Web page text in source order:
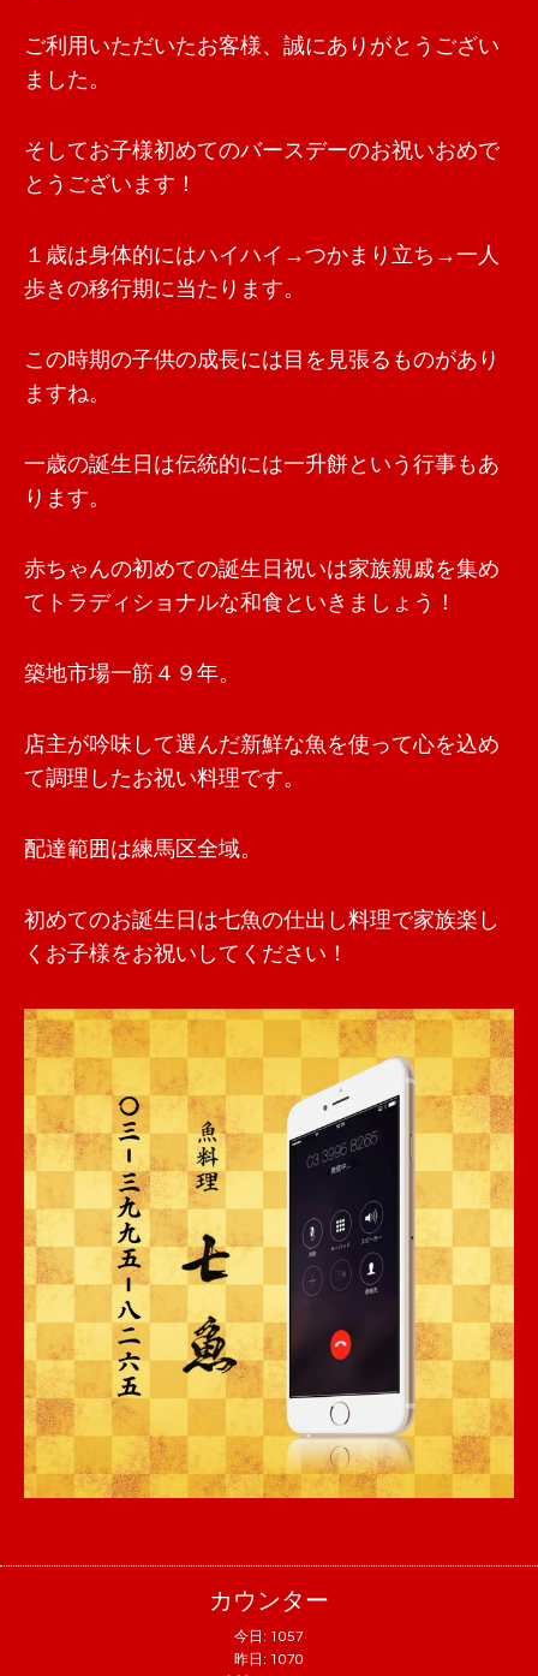
ご利用いただいたお客様、誠にありがとうござい
ました。
そしてお子様初めてのバースデーのお祝いおめで
とうございます！
１歳は身体的にはハイハイ→つかまり立ち→一人
歩きの移行期に当たります。
この時期の子供の成長には目を見張るものがあり
ますね。
一歳の誕生日は伝統的には一升餅という行事もあ
ります。
赤ちゃんの初めての誕生日祝いは家族親戚を集め
てトラディショナルな和食といきましょう！
築地市場一筋４９年。
店主が吟味して選んだ新鮮な魚を使って心を込め
て調理したお祝い料理です。
配達範囲は練馬区全域。
初めてのお誕生日は七魚の仕出し料理で家族楽し
くお子様をお祝いしてください！
カウンター
今日: 1057
昨日: 1070